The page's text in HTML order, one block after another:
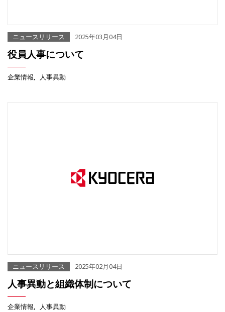
ニュースリリース 2025年03月04日
役員人事について
企業情報 人事異動
ニュースリリース 2025年02月04日
人事異動と組織体制について
企業情報 人事異動